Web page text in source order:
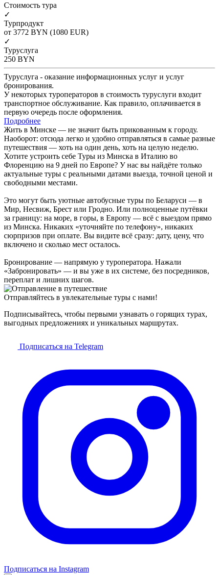
Cтоимость тура
✓
Турпродукт
от 3772 BYN (1080 EUR)
✓
Туруслуга
250 BYN
Туруслуга - оказание информационных услуг и услуг
бронирования.
У некоторых туроператоров в стоимость туруслуги входит
транспортное обслуживание. Как правило, оплачивается в
первую очередь после оформления.
Подробнее
Жить в Минске — не значит быть прикованным к городу.
Наоборот: отсюда легко и удобно отправляться в самые разные
путешествия — хоть на один день, хоть на целую неделю.
Хотите устроить себе Туры из Минска в Италию во
Флоренцию на 9 дней по Европе? У нас вы найдёте только
актуальные туры с реальными датами выезда, точной ценой и
свободными местами.
Это могут быть уютные автобусные туры по Беларуси — в
Мир, Несвиж, Брест или Гродно. Или полноценные путёвки
за границу: на море, в горы, в Европу — всё с выездом прямо
из Минска. Никаких «уточняйте по телефону», никаких
сюрпризов при оплате. Вы видите всё сразу: дату, цену, что
включено и сколько мест осталось.
Бронирование — напрямую у туроператора. Нажали
«Забронировать» — и вы уже в их системе, без посредников,
переплат и лишних шагов.
Отправляйтесь в увлекательные туры с нами!
Подписывайтесь, чтобы первыми узнавать о горящих турах,
выгодных предложениях и уникальных маршрутах.
Подписаться на Telegram
Подписаться на Instagram